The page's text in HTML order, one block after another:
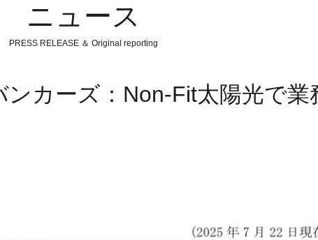
ニュース
PRESS RELEASE ＆ Original reporting
ンカーズ：Non-Fit太陽光で業